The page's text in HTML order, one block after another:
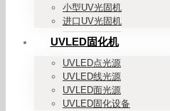
小型UV光固机
进口UV光固机
UVLED固化机
UVLED点光源
UVLED线光源
UVLED面光源
UVLED固化设备